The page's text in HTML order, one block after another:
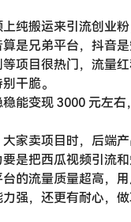
纯搬运来引流创业
是兄弟平台，抖音
项目很热门，流量
干脆。
能变现 3000 元左
家卖项目时，后端
是把西瓜视频引流
的流量质量超高，
强，还更有耐心，做